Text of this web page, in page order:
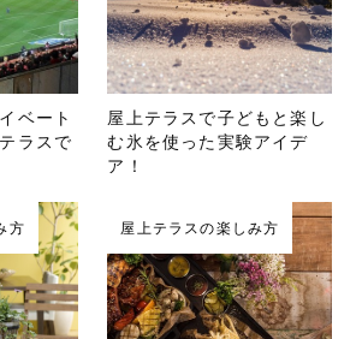
ベート
ラスで
屋上テラスで子どもと楽し
む氷を使った実験アイデ
ア！
方 屋上テラスの楽しみ方